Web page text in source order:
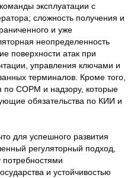
эксплуатации с
сложность получения и
и уже
неопределенность
поверхности атак при
управления ключами и
терминалов. Кроме того,
по СОРМ и надзору, которые
обязательства по КИИ и
для успешного развития
регуляторный подход,
и устойчивостью